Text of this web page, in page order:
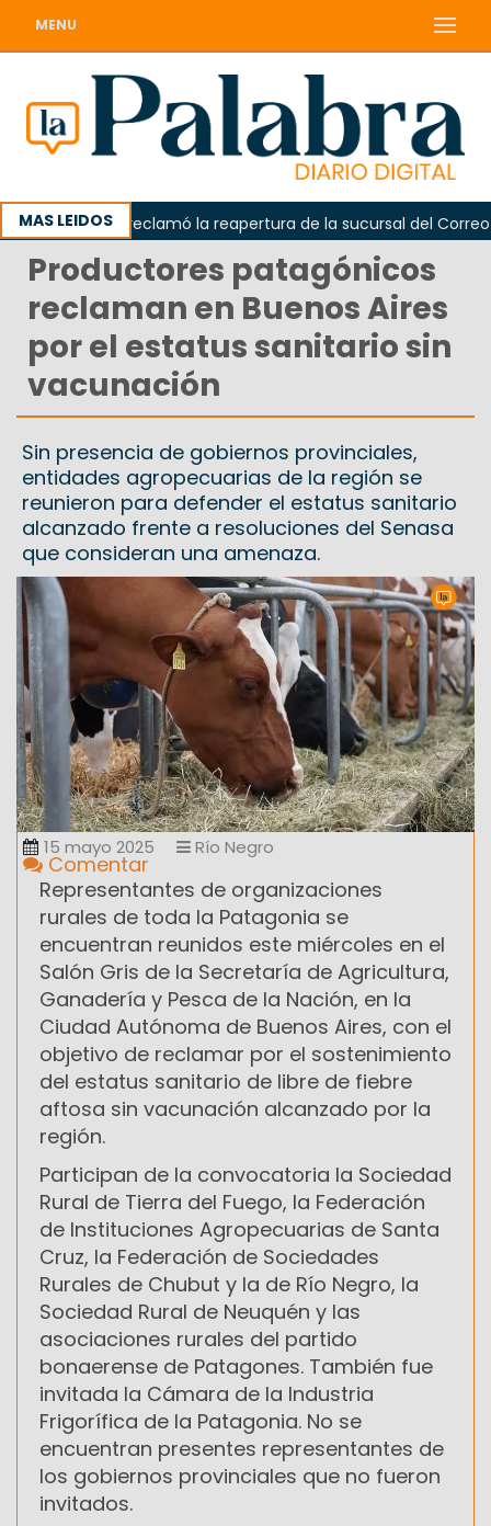
MENU
MAS LEIDOS
Odarda reclamó la reapertura de la sucursal del Correo
Productores patagónicos
reclaman en Buenos Aires
por el estatus sanitario sin
vacunación
Sin presencia de gobiernos provinciales,
entidades agropecuarias de la región se
reunieron para defender el estatus sanitario
alcanzado frente a resoluciones del Senasa
que consideran una amenaza.
15 mayo 2025 Río Negro
Comentar
Representantes de organizaciones
rurales de toda la Patagonia se
encuentran reunidos este miércoles en el
Salón Gris de la Secretaría de Agricultura,
Ganadería y Pesca de la Nación, en la
Ciudad Autónoma de Buenos Aires, con el
objetivo de reclamar por el sostenimiento
del estatus sanitario de libre de fiebre
aftosa sin vacunación alcanzado por la
región.
Participan de la convocatoria la Sociedad
Rural de Tierra del Fuego, la Federación
de Instituciones Agropecuarias de Santa
Cruz, la Federación de Sociedades
Rurales de Chubut y la de Río Negro, la
Sociedad Rural de Neuquén y las
asociaciones rurales del partido
bonaerense de Patagones. También fue
invitada la Cámara de la Industria
Frigorífica de la Patagonia. No se
encuentran presentes representantes de
los gobiernos provinciales que no fueron
invitados.